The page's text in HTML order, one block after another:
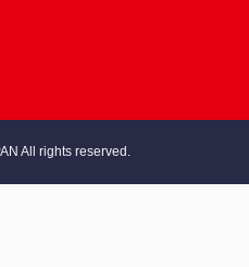
All rights reserved.